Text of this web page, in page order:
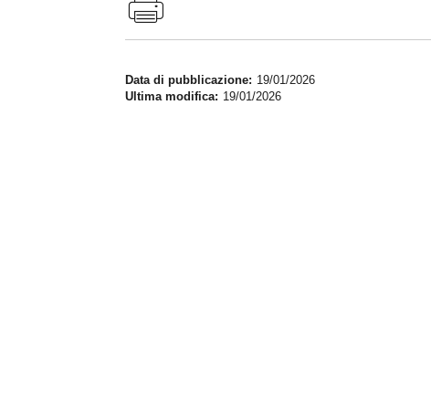
Data di pubblicazione
19/01/2026
Ultima modifica
19/01/2026